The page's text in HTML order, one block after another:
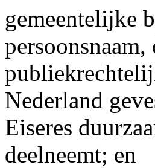
gemeentelijke
Nederland
Eiseres
deelneemt; en